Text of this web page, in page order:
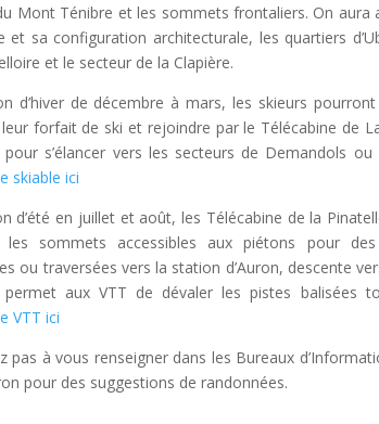
Mont Ténibre et les sommets frontaliers. On aura
et sa configuration architecturale, les quartiers
et le secteur de la Clapière.
d’hiver de décembre à mars, les skieurs
forfait de ski et rejoindre par le Télécabine de
pour s’élancer vers les secteurs de Demandols
skiable ici
d’été en juillet et août, les Télécabine de la
les sommets accessibles aux piétons pour
ou traversées vers la station d’Auron, descente
permet aux VTT de dévaler les pistes balisées
VTT ici
pas à vous renseigner dans les Bureaux
pour des suggestions de randonnées.